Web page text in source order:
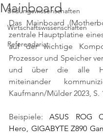
Bildungswissenschaften
Wirtschaftswissenschaften
Referendariat
Mainboard
Das Mainboard
zentrale Hauptplatine
auf der wichtige
Prozessor und Speicher
und über die alle
miteinander
Kaufmann/Mülder 2023, S.
Beispiele: ASUS ROG
Hero, GIGABYTE Z890